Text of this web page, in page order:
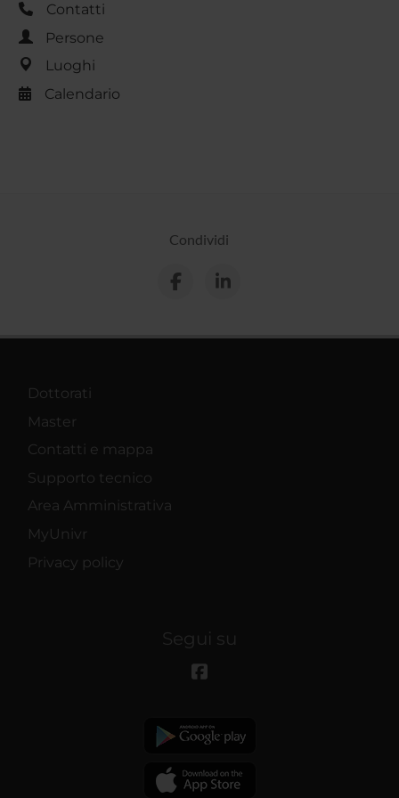
Contatti
Persone
Luoghi
Calendario
Condividi
Dottorati
Master
Contatti e mappa
Supporto tecnico
Area Amministrativa
MyUnivr
Privacy policy
Segui su